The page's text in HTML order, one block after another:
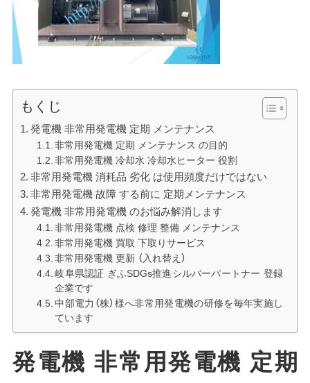
もくじ
発電機 非常用発電機 定期 メンテナンス
非常用発電機 定期 メンテナンス の目的
非常用発電機 冷却水 冷却水ヒーター 役割
非常用発電機 消耗品 劣化 は使用頻度だけではない
非常用発電機 故障 する前に 定期メンテナンス
発電機 非常用発電機 のお悩み解消します
非常用発電機 点検 修理 整備 メンテナンス
非常用発電機 買取 下取りサービス
非常用発電機 更新 （入れ替え）
岐阜県認証 ぎふSDGs推進シルバーパートナー 登録
企業です
中部電力（株）様へ非常用発電機の研修を毎年実施し
ています
発電機 非常用発電機 定期